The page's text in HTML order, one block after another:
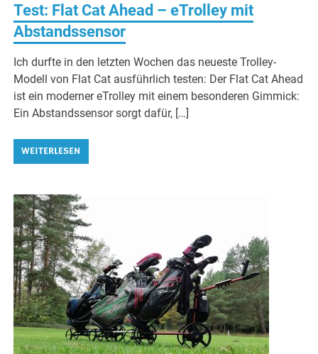
Test: Flat Cat Ahead – eTrolley mit
Abstandssensor
Ich durfte in den letzten Wochen das neueste Trolley-
Modell von Flat Cat ausführlich testen: Der Flat Cat Ahead
ist ein moderner eTrolley mit einem besonderen Gimmick:
Ein Abstandssensor sorgt dafür, […]
WEITERLESEN